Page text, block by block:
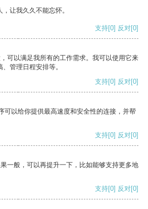
让我久久不能忘怀。
支持[0] 反对[0]
可以满足我所有的工作需求。我可以使用它来
管理日程安排等。
支持[0] 反对[0]
可以给你提供最高速度和安全性的连接，并帮
支持[0] 反对[0]
一般，可以再提升一下，比如能够支持更多地
支持[0] 反对[0]